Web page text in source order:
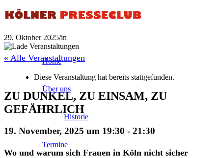
Home
Über uns
Historie
Termine
29. Oktober 2025/in
« Alle Veranstaltungen
Diese Veranstaltung hat bereits stattgefunden.
ZU DUNKEL, ZU EINSAM, ZU
GEFÄHRLICH
19. November, 2025 um 19:30 - 21:30
Wo und warum sich Frauen in Köln nicht sicher